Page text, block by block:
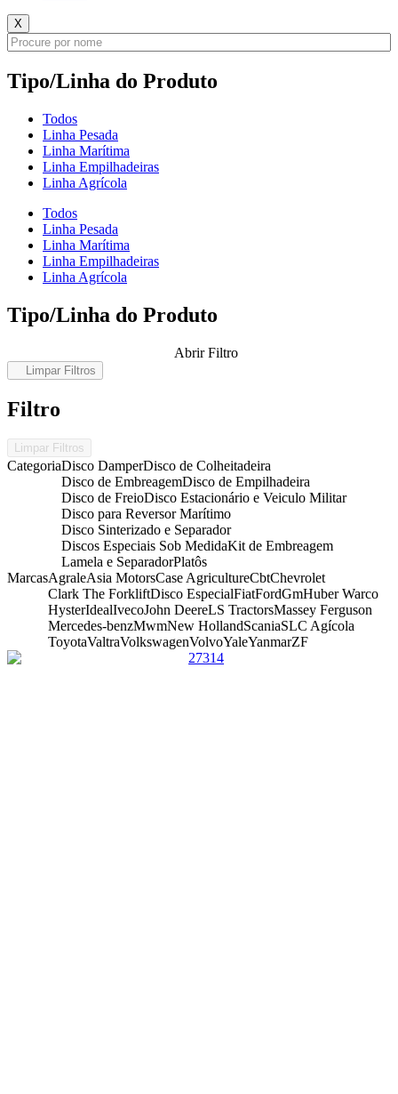
X
Tipo/Linha do Produto
Todos
Linha Pesada
Linha Marítima
Linha Empilhadeiras
Linha Agrícola
Todos
Linha Pesada
Linha Marítima
Linha Empilhadeiras
Linha Agrícola
Tipo/Linha do Produto
Abrir Filtro
Limpar Filtros
Filtro
Limpar Filtros
CategoriaDisco DamperDisco de Colheitadeira
Disco de EmbreagemDisco de Empilhadeira
Disco de FreioDisco Estacionário e Veiculo Militar
Disco para Reversor Marítimo
Disco Sinterizado e Separador
Discos Especiais Sob MedidaKit de Embreagem
Lamela e SeparadorPlatôs
MarcasAgraleAsia MotorsCase AgricultureCbtChevrolet
Clark The ForkliftDisco EspecialFiatFordGmHuber Warco
HysterIdealIvecoJohn DeereLS TractorsMassey Ferguson
Mercedes-benzMwmNew HollandScaniaSLC Agícola
ToyotaValtraVolkswagenVolvoYaleYanmarZF